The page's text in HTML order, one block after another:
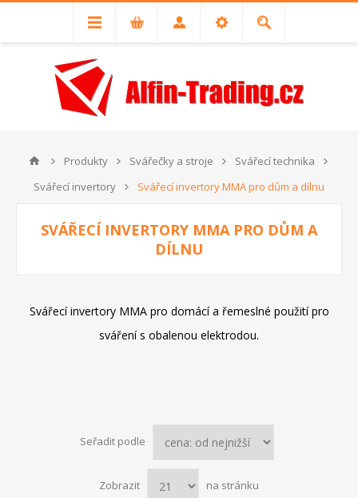
Produkty Svářečky a stroje
Svářecí technika
Svářecí invertory
Svářecí invertory MMA pro dům a dílnu
SVÁŘECÍ INVERTORY MMA PRO DŮM A
DÍLNU
Svářecí invertory MMA pro domácí a řemeslné použití pro
sváření s obalenou elektrodou.
Seřadit podle
Zobrazit na stránku